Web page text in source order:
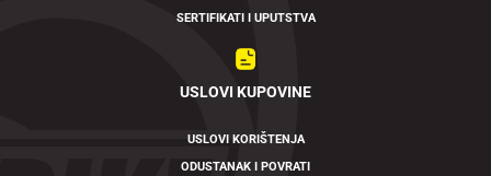
SERTIFIKATI I UPUTSTVA
USLOVI KUPOVINE
USLOVI KORIŠTENJA
ODUSTANAK I POVRATI